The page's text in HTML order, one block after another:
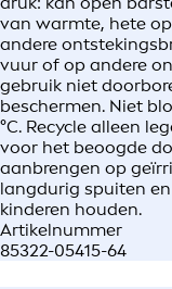
van warmte, hete
andere
vuur of op andere
gebruik niet
beschermen. Niet
°C. Recycle alleen
voor het beoogde
aanbrengen op
langdurig spuiten
kinderen houden.
Artikelnummer
85322-05415-64